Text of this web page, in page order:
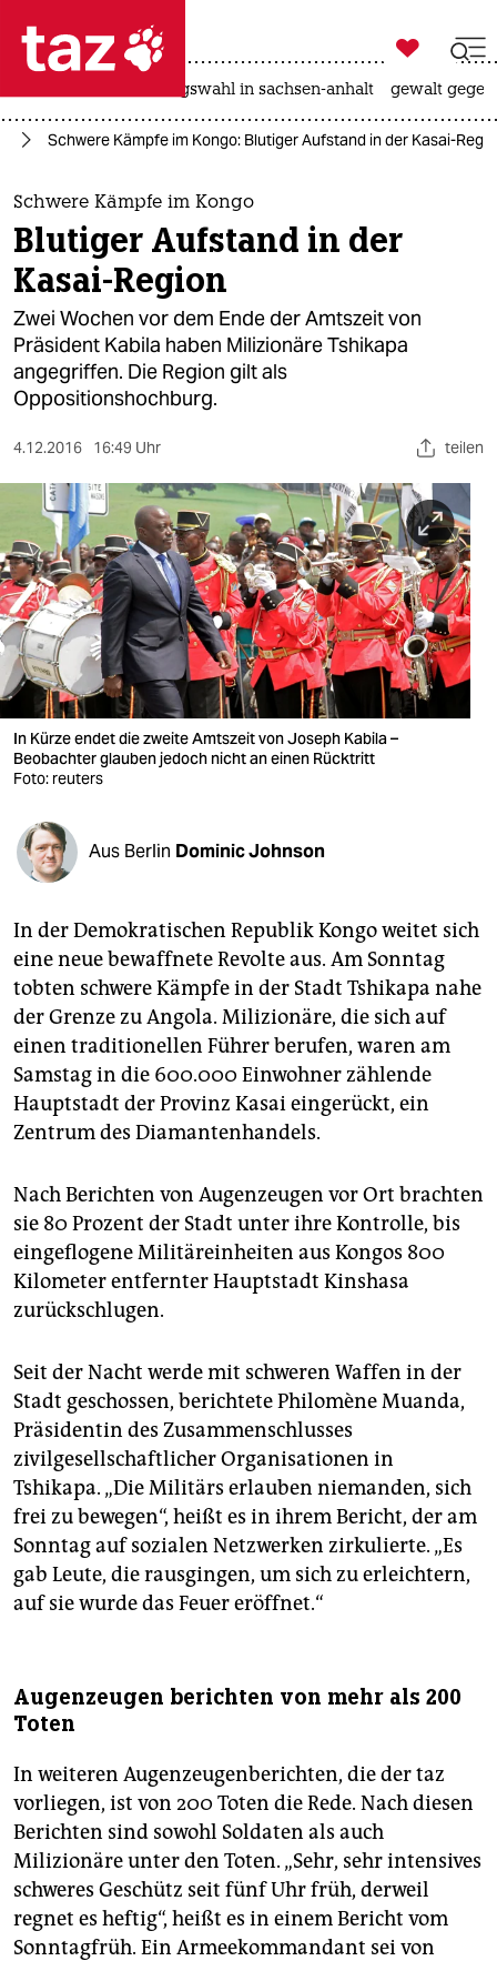
 taz zahl ich
taz zahl ich
themen
politik
öko
gesellschaft
kultur
sport
berlin
nord
wahrheit
verlag
verlag
veranstaltungen
shop
fragen & hilfe
unterstützen
genossenschaft
epaper login

taz zahl ich
landtagswahl in sachsen-anhalt gewalt
Schwere Kämpfe im Kongo: Blutiger Aufstand in der Kasai-
Schwere Kämpfe im Kongo
Blutiger Aufstand in der
Kasai-Region
Zwei Wochen vor dem Ende der Amtszeit von
Präsident Kabila haben Milizionäre Tshikapa
angegriffen. Die Region gilt als
Oppositionshochburg.
4.12.2016 16:49 Uhr teilen
In Kürze endet die zweite Amtszeit von Joseph Kabila –
Beobachter glauben jedoch nicht an einen Rücktritt
Foto: reuters
Aus Berlin Dominic Johnson
In der Demokratischen Republik Kongo weitet sich
eine neue bewaffnete Revolte aus. Am Sonntag
tobten schwere Kämpfe in der Stadt Tshikapa nahe
der Grenze zu Angola. Milizionäre, die sich auf
einen traditionellen Führer berufen, waren am
Samstag in die 600.000 Einwohner zählende
Hauptstadt der Provinz Kasai eingerückt, ein
Zentrum des Diamantenhandels.
Nach Berichten von Augenzeugen vor Ort brachten
sie 80 Prozent der Stadt unter ihre Kontrolle, bis
eingeflogene Militäreinheiten aus Kongos 800
Kilometer entfernter Hauptstadt Kinshasa
zurückschlugen.
Seit der Nacht werde mit schweren Waffen in der
Stadt geschossen, berichtete Philomène Muanda,
Präsidentin des Zusammenschlusses
zivilgesellschaftlicher Organisationen in
Tshikapa. „Die Militärs erlauben niemanden, sich
frei zu bewegen“, heißt es in ihrem Bericht, der am
Sonntag auf sozialen Netzwerken zirkulierte. „Es
gab Leute, die rausgingen, um sich zu erleichtern,
auf sie wurde das Feuer eröffnet.“
Augenzeugen berichten von mehr als 200
Toten
In weiteren Augenzeugenberichten, die der taz
vorliegen, ist von 200 Toten die Rede. Nach diesen
Berichten sind sowohl Soldaten als auch
Milizionäre unter den Toten. „Sehr, sehr intensives
schweres Geschütz seit fünf Uhr früh, derweil
regnet es heftig“, heißt es in einem Bericht vom
Sonntagfrüh. Ein Armeekommandant sei von